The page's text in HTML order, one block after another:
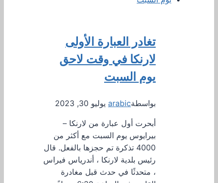
تغادر العبارة الأولى
لارنكا في وقت لاحق
يوم السبت
بواسطةarabic يوليو 30, 2023
أبحرت أول عبارة من لارنكا –
بيرايوس يوم السبت مع أكثر من
4000 تذكرة تم حجزها بالفعل. قال
رئيس بلدية لارنكا ، أندرياس فيراس
، متحدثًا في حدث قبل مغادرة